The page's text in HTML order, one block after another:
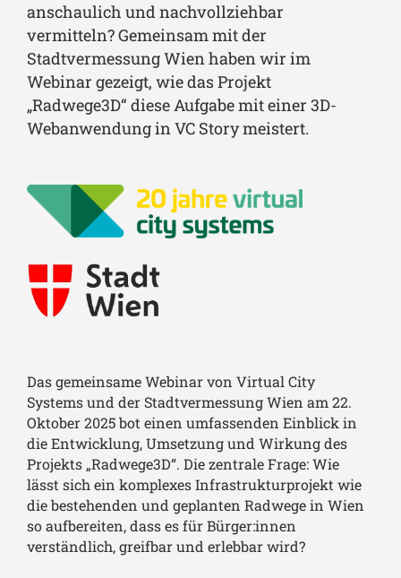
anschaulich und nachvollziehbar
vermitteln? Gemeinsam mit der
Stadtvermessung Wien haben wir im
Webinar gezeigt, wie das Projekt
„Radwege3D“ diese Aufgabe mit einer 3D-
Webanwendung in VC Story meistert.
Das gemeinsame Webinar von Virtual City
Systems und der Stadtvermessung Wien am 22.
Oktober 2025 bot einen umfassenden Einblick in
die Entwicklung, Umsetzung und Wirkung des
Projekts „Radwege3D“. Die zentrale Frage: Wie
lässt sich ein komplexes Infrastrukturprojekt wie
die bestehenden und geplanten Radwege in Wien
so aufbereiten, dass es für Bürger:innen
verständlich, greifbar und erlebbar wird?